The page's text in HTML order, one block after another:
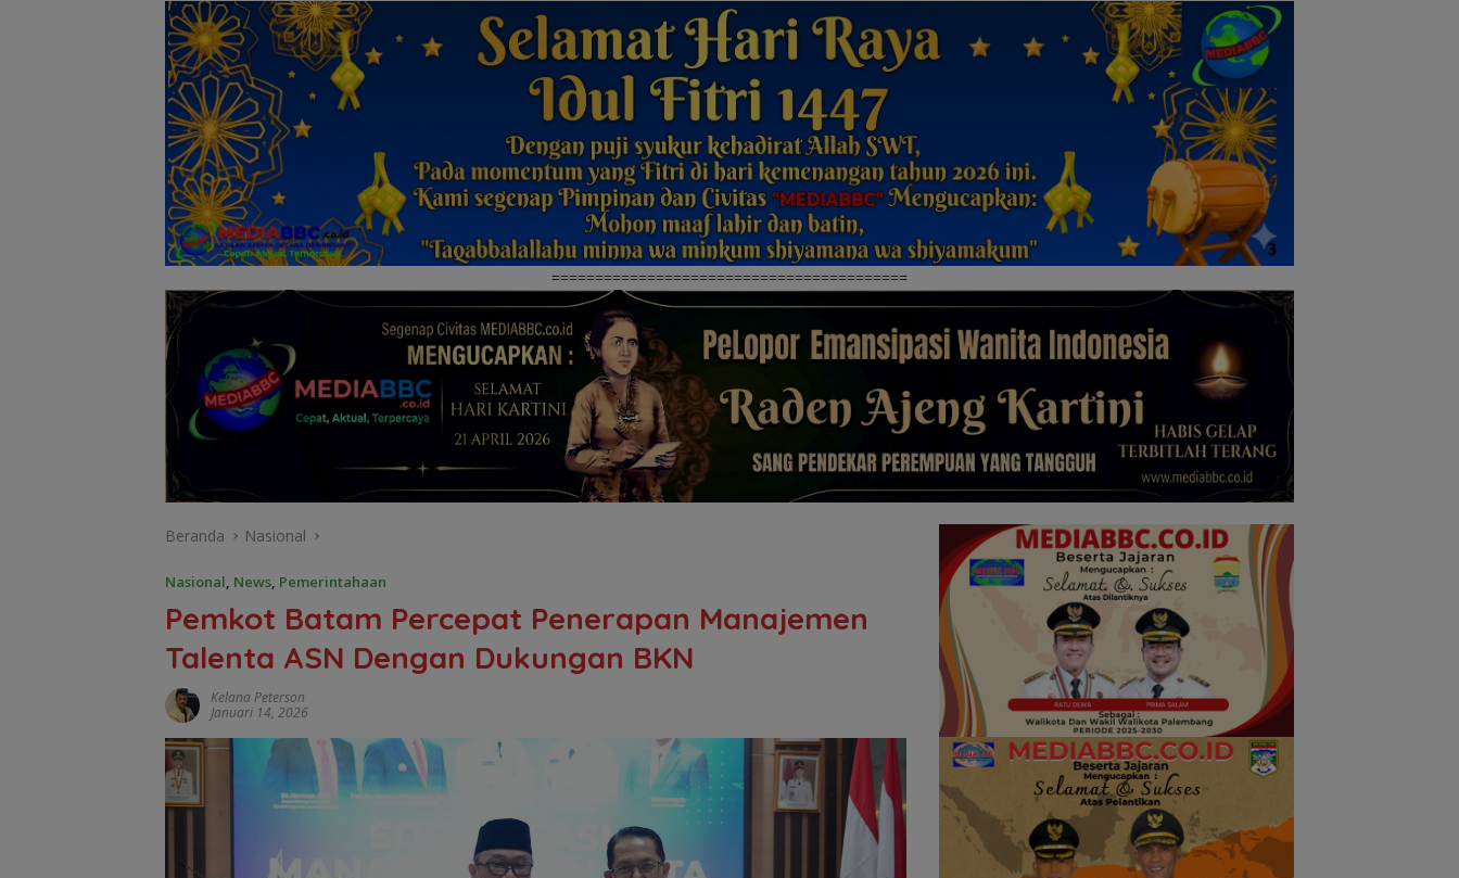
=========================================
Beranda Nasional
Nasional News Pemerintahaan
Pemkot Batam Percepat Penerapan Manajemen
Talenta ASN Dengan Dukungan BKN
Kelana Peterson
Januari 14, 2026